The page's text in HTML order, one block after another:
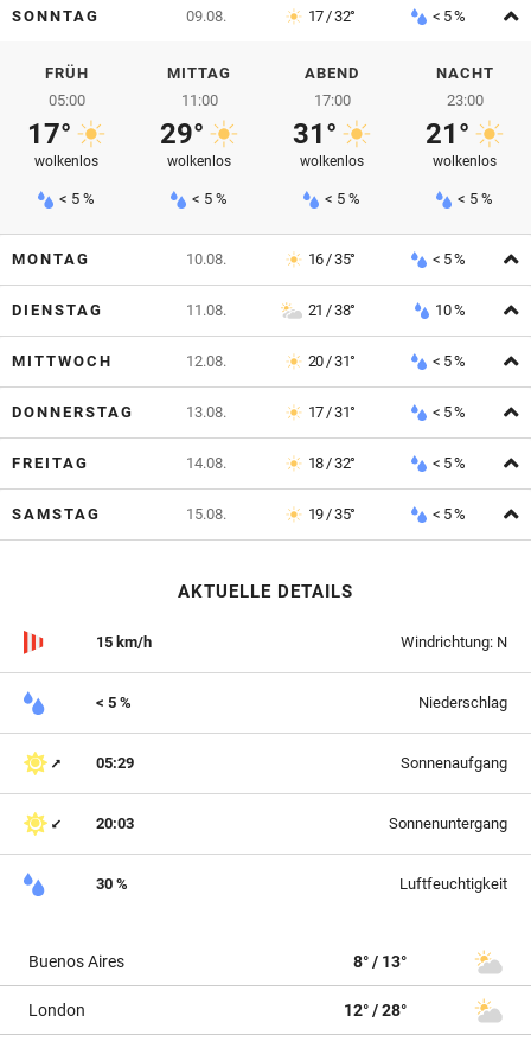
SONNTAG 09.08. 17 / 32° < 5 %
FRÜH
05:00
17°
wolkenlos
< 5 %
MITTAG
11:00
29°
wolkenlos
< 5 %
ABEND
17:00
31°
wolkenlos
< 5 %
NACHT
23:00
21°
wolkenlos
< 5 %
MONTAG 10.08. 16 / 35° < 5 %
DIENSTAG 11.08. 21 / 38° 10 %
MITTWOCH 12.08. 20 / 31° < 5 %
DONNERSTAG 13.08. 17 / 31° < 5 %
FREITAG 14.08. 18 / 32° < 5 %
SAMSTAG 15.08. 19 / 35° < 5 %
AKTUELLE DETAILS
15 km/h Windrichtung: N
< 5 % Niederschlag
05:29 Sonnenaufgang
20:03 Sonnenuntergang
30 % Luftfeuchtigkeit
Buenos Aires 8° / 13°
London 12° / 28°